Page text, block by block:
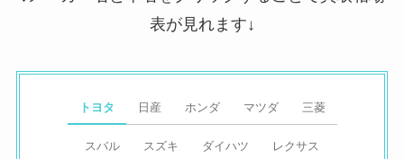
表が見れます↓
トヨタ 日産 ホンダ マツダ 三菱
スバル スズキ ダイハツ レクサス